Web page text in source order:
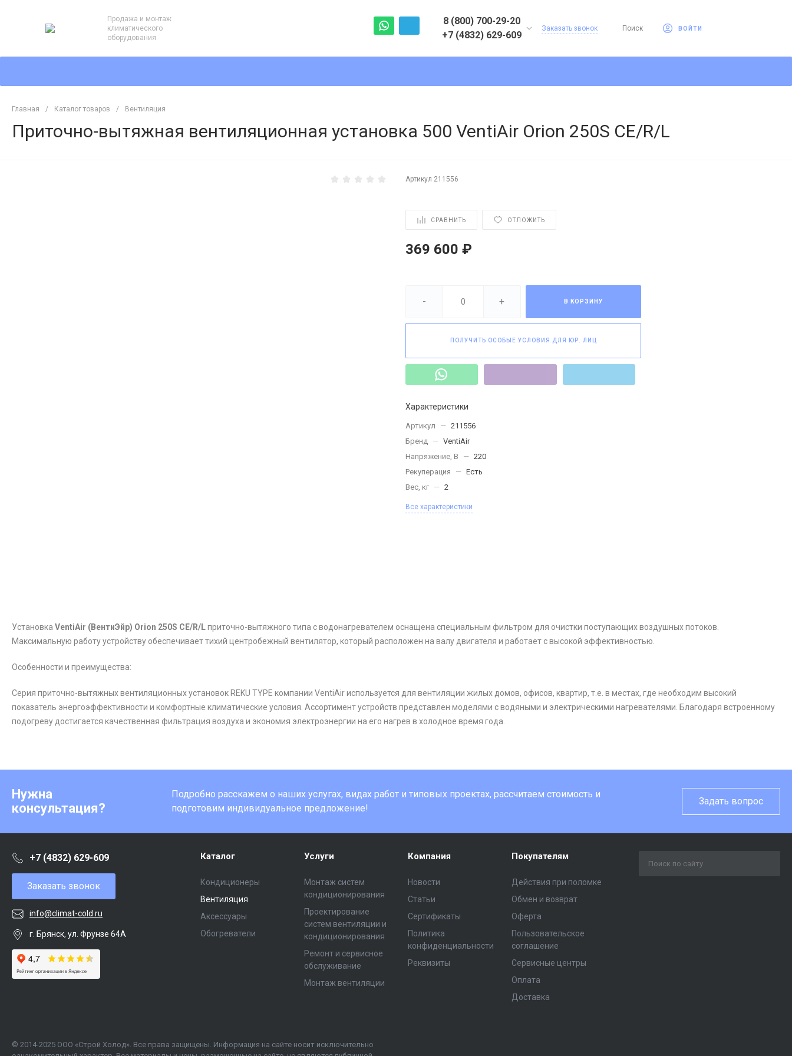
Продажа и монтаж
климатического
оборудования
8 (800) 700-29-20
+7 (4832) 629-609
Вс - Выходной
Заказать звонок Поиск ВОЙТИ
Главная / Каталог товаров / Вентиляция
Приточно-вытяжная вентиляционная установка 500 VentiAir Orion 250S CE/R/L
Артикул 211556
СРАВНИТЬ ОТЛОЖИТЬ
369 600 ₽
- + В КОРЗИНУ
ПОЛУЧИТЬ ОСОБЫЕ УСЛОВИЯ ДЛЯ ЮР. ЛИЦ
Характеристики
Артикул — 211556
Бренд — VentiAir
Напряжение, В
— 220
Рекуперация
— Есть
Вес, кг — 2
Все характеристики
Установка VentiAir (ВентиЭйр) Orion 250S CE/R/Lприточно-вытяжного типа с водонагревателем оснащена специальным фильтром для очистки поступающих воздушных потоков.
Максимальную работу устройству обеспечивает тихий центробежный вентилятор, который расположен на валу двигателя и работает с высокой эффективностью.
Особенности и преимущества:
Серия приточно-вытяжных вентиляционных установок REKU TYPE компании VentiAir используется для вентиляции жилых домов, офисов, квартир, т.е. в местах, где необходим высокий
показатель энергоэффективности и комфортные климатические условия. Ассортимент устройств представлен моделями с водяными и электрическими нагревателями. Благодаря встроенному
подогреву достигается качественная фильтрация воздуха и экономия электроэнергии на его нагрев в холодное время года.
Нужна
консультация?
Подробно расскажем о наших услугах, видах работ и типовых проектах, рассчитаем стоимость и
подготовим индивидуальное предложение!
Задать вопрос
+7 (4832) 629-609
Заказать звонок
info@climat-cold.ru
г. Брянск, ул. Фрунзе 64А
Каталог
Кондиционеры
Вентиляция
Аксессуары
Обогреватели
Услуги
Монтаж систем
кондиционирования
Проектирование
систем вентиляции и
кондиционирования
Ремонт и сервисное
обслуживание
Монтаж вентиляции
Компания
Новости
Статьи
Сертификаты
Политика
конфиденциальности
Реквизиты
Покупателям
Действия при поломке
Обмен и возврат
Оферта
Пользовательское
соглашение
Сервисные центры
Оплата
Доставка
© 2014-2025 ООО «Строй Холод». Все права защищены. Информация на сайте носит исключительно